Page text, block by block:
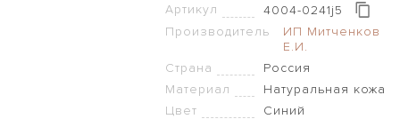
Артикул
4004-0241j5
Производитель
ИП Митченков
Е.И.
Страна
Россия
Материал
Натуральная кожа
Цвет
Синий